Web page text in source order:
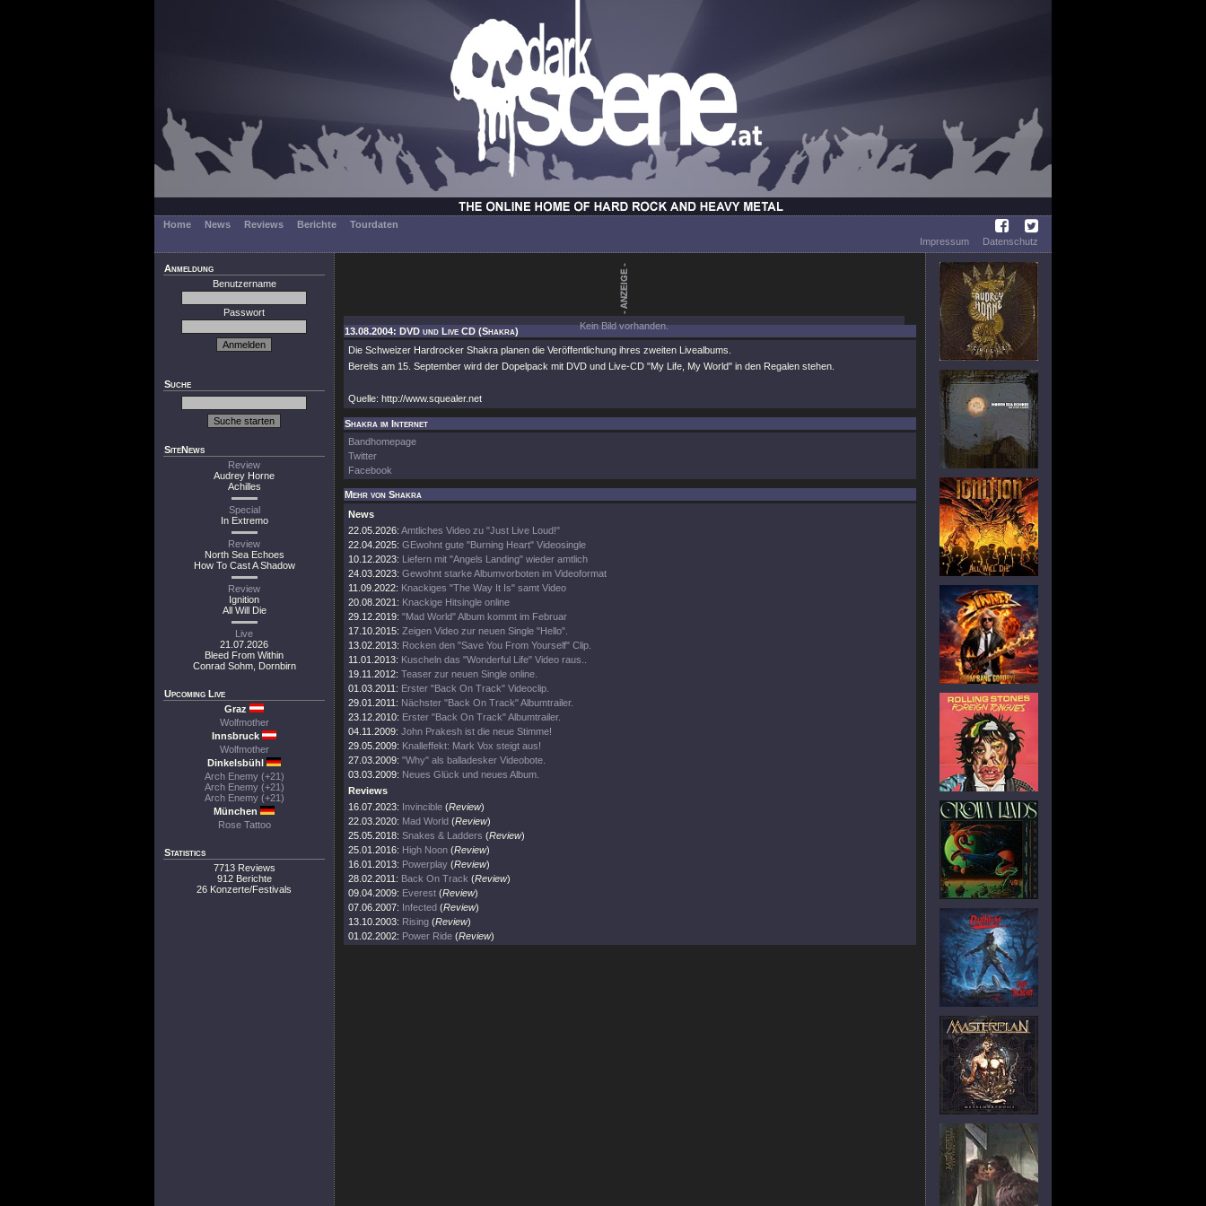
Home News Reviews Berichte
Tourdaten
Impressum
Datenschutz
Anmeldung
Benutzername
Passwort
Suche
SiteNews
Review
Audrey Horne
Achilles
Special
In Extremo
Review
North Sea Echoes
How To Cast A Shadow
Review
Ignition
All Will Die
Live
21.07.2026
Bleed From Within
Conrad Sohm, Dornbirn
Upcoming Live
Graz
Wolfmother
Innsbruck
Wolfmother
Dinkelsbühl
Arch Enemy (+21)
Arch Enemy (+21)
Arch Enemy (+21)
München
Rose Tattoo
Statistics
7713 Reviews
912 Berichte
26 Konzerte/Festivals
Kein Bild vorhanden.
13.08.2004: DVD und Live CD (Shakra)
Die Schweizer Hardrocker Shakra planen die Veröffentlichung ihres zweiten Livealbums.
Bereits am 15. September wird der Dopelpack mit DVD und Live-CD "My Life, My World" in den Regalen stehen.
Quelle: http://www.squealer.net
Shakra im Internet
Bandhomepage
Twitter
Facebook
Mehr von Shakra
News
22.05.2026: Amtliches Video zu "Just Live Loud!"
22.04.2025: GEwohnt gute "Burning Heart" Videosingle
10.12.2023: Liefern mit "Angels Landing" wieder amtlich
24.03.2023: Gewohnt starke Albumvorboten im Videoformat
11.09.2022: Knackiges "The Way It Is" samt Video
20.08.2021: Knackige Hitsingle online
29.12.2019: "Mad World" Album kommt im Februar
17.10.2015: Zeigen Video zur neuen Single "Hello".
13.02.2013: Rocken den "Save You From Yourself" Clip.
11.01.2013: Kuscheln das "Wonderful Life" Video raus..
19.11.2012: Teaser zur neuen Single online.
01.03.2011: Erster "Back On Track" Videoclip.
29.01.2011: Nächster "Back On Track" Albumtrailer.
23.12.2010: Erster "Back On Track" Albumtrailer.
04.11.2009: John Prakesh ist die neue Stimme!
29.05.2009: Knalleffekt: Mark Vox steigt aus!
27.03.2009: "Why" als balladesker Videobote.
03.03.2009: Neues Glück und neues Album.
Reviews
16.07.2023: Invincible (Review)
22.03.2020: Mad World (Review)
25.05.2018: Snakes & Ladders (Review)
25.01.2016: High Noon (Review)
16.01.2013: Powerplay (Review)
28.02.2011: Back On Track (Review)
09.04.2009: Everest (Review)
07.06.2007: Infected (Review)
13.10.2003: Rising (Review)
01.02.2002: Power Ride (Review)